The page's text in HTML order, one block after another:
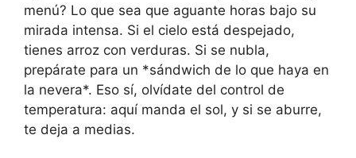
menú? Lo que sea que aguante horas bajo su
mirada intensa. Si el cielo está despejado,
tienes arroz con verduras. Si se nubla,
prepárate para un *sándwich de lo que haya en
la nevera*. Eso sí, olvídate del control de
temperatura: aquí manda el sol, y si se aburre,
te deja a medias.